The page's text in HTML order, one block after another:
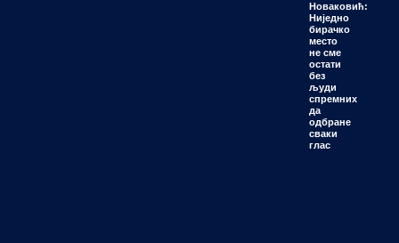
Новаковић:
Ниједно
бирачко
место
не сме
остати
без
људи
спремних
да
одбране
сваки
глас